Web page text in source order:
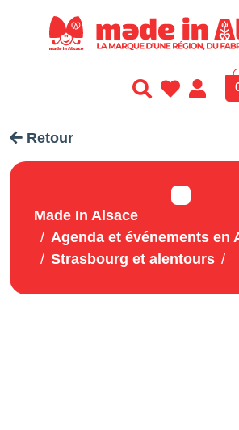
Retour
Made In Alsace
Agenda et événements en
Strasbourg et alentours